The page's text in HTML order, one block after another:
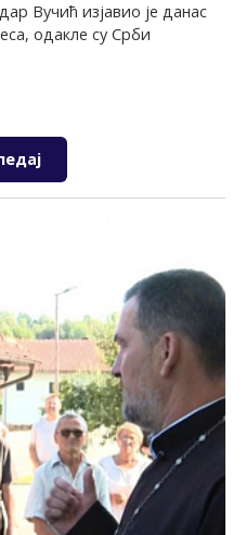
Вучић изјавио је данас
одакле су Срби